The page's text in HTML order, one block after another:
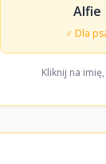
Alfie
♂ Dla
Kliknij na